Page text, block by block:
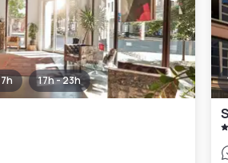
17h - 23h